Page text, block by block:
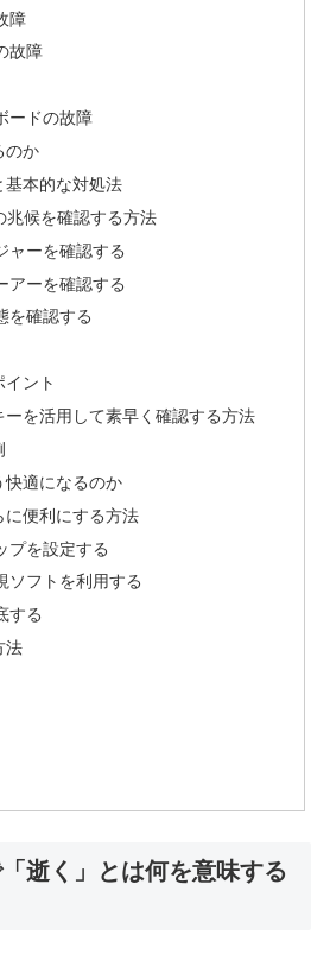
障
故障
ードの故障
のか
基本的な対処法
兆候を確認する方法
ャーを確認する
アーを確認する
を確認する
ント
ーを活用して素早く確認する方法
快適になるのか
に便利にする方法
プを設定する
ソフトを利用する
する
法
逝く」とは何を意味する